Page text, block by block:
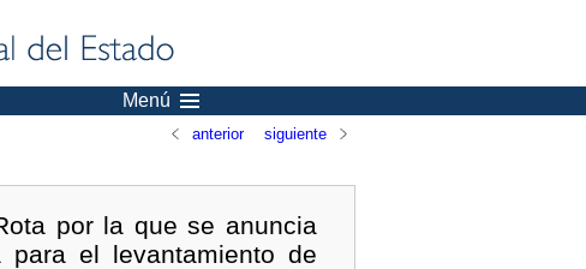
Menú
anterior siguiente
por la que se anuncia
el levantamiento de